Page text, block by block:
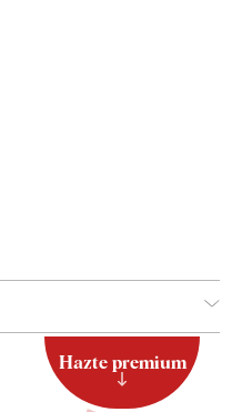
Hazte premium